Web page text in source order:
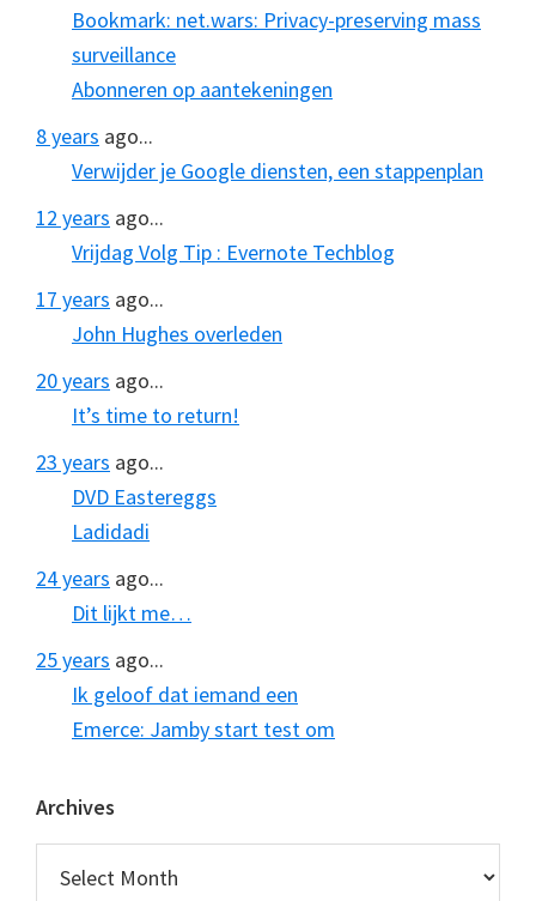
Bookmark: net.wars: Privacy-preserving mass
surveillance
Abonneren op aantekeningen
8 years ago...
Verwijder je Google diensten, een stappenplan
12 years ago...
Vrijdag Volg Tip : Evernote Techblog
17 years ago...
John Hughes overleden
20 years ago...
It’s time to return!
23 years ago...
DVD Eastereggs
Ladidadi
24 years ago...
Dit lijkt me…
25 years ago...
Ik geloof dat iemand een
Emerce: Jamby start test om
Archives